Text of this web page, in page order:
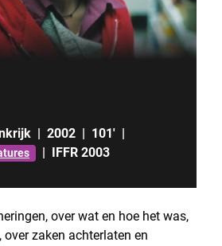
| 2002 | 101' |
| IFFR 2003
over wat en hoe het was,
zaken achterlaten en